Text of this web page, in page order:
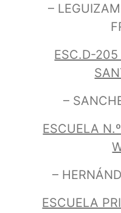
–
ESC.D-205
–
ESCUELA
–
ESCUELA